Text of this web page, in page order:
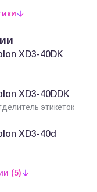
XD3-40DK
XD3-40DDK
этикеток
XD3-40d
(5)